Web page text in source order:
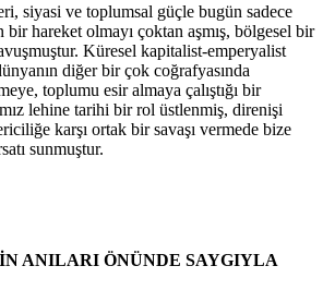
siyasi ve toplumsal güçle bugün sadece
hareket olmayı çoktan aşmış, bölgesel bir
Küresel kapitalist-emperyalist
diğer bir çok coğrafyasında
toplumu esir almaya çalıştığı bir
lehine tarihi bir rol üstlenmiş, direnişi
karşı ortak bir savaşı vermede bize
sunmuştur.
ANILARI ÖNÜNDE SAYGIYLA